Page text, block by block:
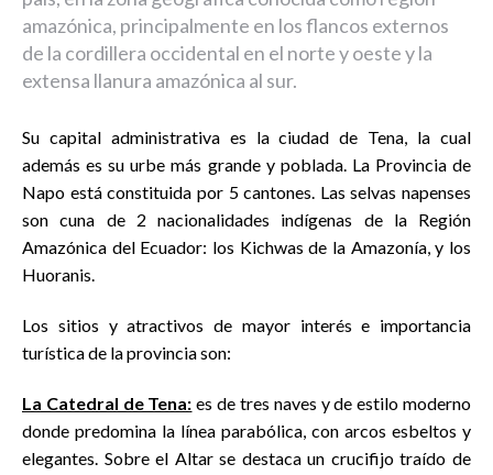
amazónica, principalmente en los flancos externos
de la cordillera occidental en el norte y oeste y la
extensa llanura amazónica al sur.
Su capital administrativa es la ciudad de Tena, la cual
además es su urbe más grande y poblada. La Provincia de
Napo está constituida por 5 cantones. Las selvas napenses
son cuna de 2 nacionalidades indígenas de la Región
Amazónica del Ecuador: los Kichwas de la Amazonía, y los
Huoranis.
Los sitios y atractivos de mayor interés e importancia
turística de la provincia son:
La Catedral de Tena: es de tres naves y de estilo moderno
donde predomina la línea parabólica, con arcos esbeltos y
elegantes. Sobre el Altar se destaca un crucifijo traído de